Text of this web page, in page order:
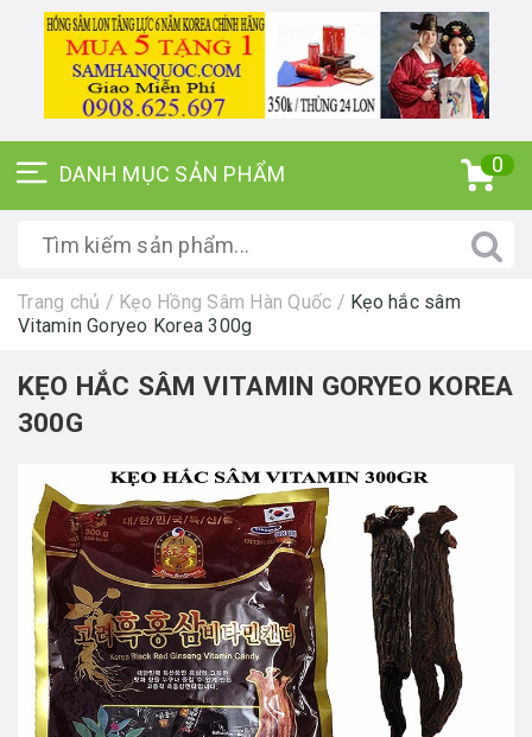
0
Trang chủ / Kẹo Hồng Sâm Hàn Quốc / Kẹo hắc sâm
Vitamin Goryeo Korea 300g
KẸO HẮC SÂM VITAMIN GORYEO KOREA
300G